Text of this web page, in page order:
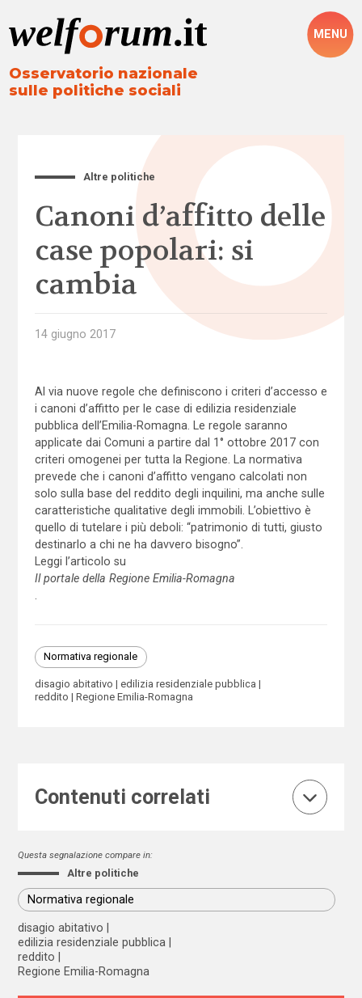
Osservatorio nazionale
sulle politiche sociali
MENU
Altre politiche
Canoni d’affitto delle
case popolari: si
cambia
14 giugno 2017
Al via nuove regole che definiscono i criteri d’accesso e
i canoni d’affitto per le case di edilizia residenziale
pubblica dell’Emilia-Romagna. Le regole saranno
applicate dai Comuni a partire dal 1° ottobre 2017 con
criteri omogenei per tutta la Regione. La normativa
prevede che i canoni d’affitto vengano calcolati non
solo sulla base del reddito degli inquilini, ma anche sulle
caratteristiche qualitative degli immobili. L’obiettivo è
quello di tutelare i più deboli: “patrimonio di tutti, giusto
destinarlo a chi ne ha davvero bisogno”.
Leggi l’articolo su
Il portale della Regione Emilia-Romagna
Normativa regionale
disagio abitativo
edilizia residenziale pubblica
reddito
Regione Emilia-Romagna
Contenuti correlati
Questa segnalazione compare in:
Altre politiche
Normativa regionale
disagio abitativo
edilizia residenziale pubblica
reddito
Regione Emilia-Romagna